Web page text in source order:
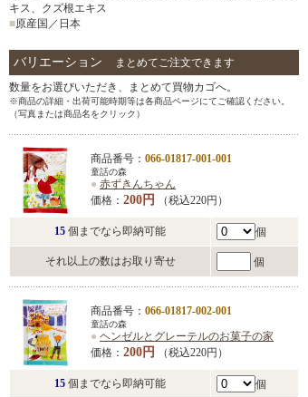
キス、クズ根エキス
■原産国／日本
バリエーション
まとめてご注文できます
数量をお選びいただき、まとめて買物カゴへ。
※商品の詳細・出荷可能時期等は各商品ページにてご確認ください。
（写真または商品名をクリック）
商品番号： 066-01817-001-001
童話の森
● 赤ずきんちゃん
価格： 200円 （税込220円）
15 個までなら即納可能 個
それ以上の数はお取り寄せ 個
商品番号： 066-01817-002-001
童話の森
● ヘンゼルとグレーテルのお菓子の家
価格： 200円 （税込220円）
15 個までなら即納可能 個